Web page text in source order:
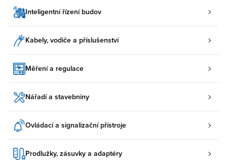
Inteligentní řízení budov
Kabely, vodiče a příslušenství
Měření a regulace
Nářadí a stavebniny
Ovládací a signalizační přístroje
Prodlužky, zásuvky a adaptéry